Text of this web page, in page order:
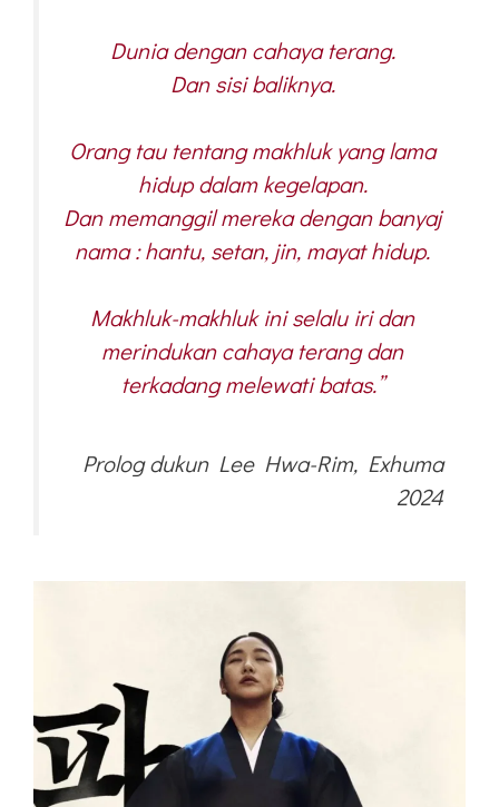
Dunia dengan cahaya terang.
Dan sisi baliknya.
Orang tau tentang makhluk yang lama
hidup dalam kegelapan.
Dan memanggil mereka dengan banyaj
nama : hantu, setan, jin, mayat hidup.
Makhluk-makhluk ini selalu iri dan
merindukan cahaya terang dan
terkadang melewati batas.”
Prolog dukun Lee Hwa-Rim, Exhuma
2024